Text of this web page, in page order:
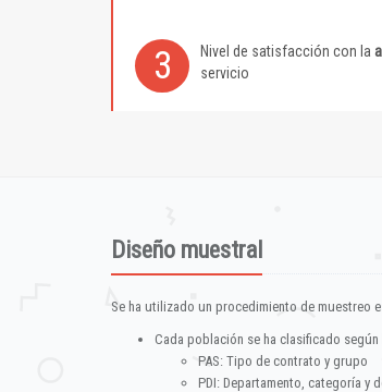
3 Nivel de satisfacción con la
servicio
Diseño muestral
Se ha utilizado un procedimiento de muestreo
Cada población se ha clasificado
PAS: Tipo de contrato y grupo
PDI: Departamento, categoría y